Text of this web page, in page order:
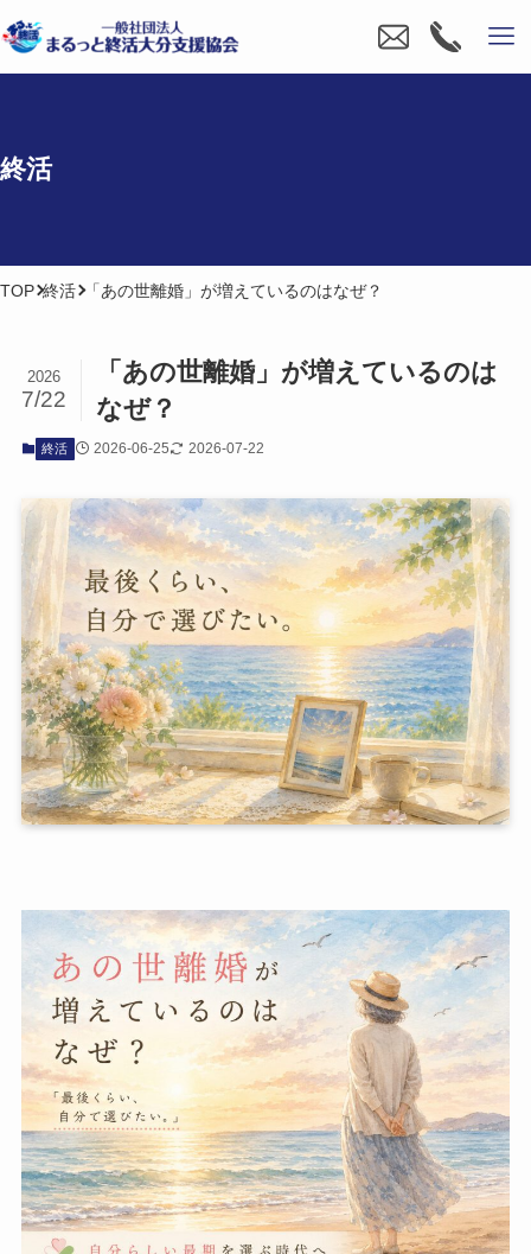
終活
TOP 終活 「あの世離婚」が増えているのはなぜ？
「あの​世離婚」が​増えているのは​
なぜ？
2026
7/22
終活 2026-06-25 2026-07-22